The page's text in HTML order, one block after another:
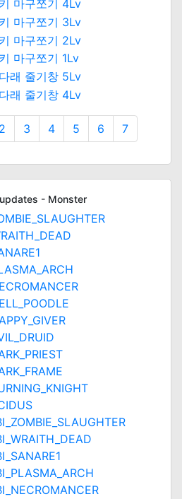
마구쪼기 4Lv
마구쪼기 3Lv
마구쪼기 2Lv
마구쪼기 1Lv
래 줄기창 5Lv
래 줄기창 4Lv
2 3 4 5 6 7
- Monster